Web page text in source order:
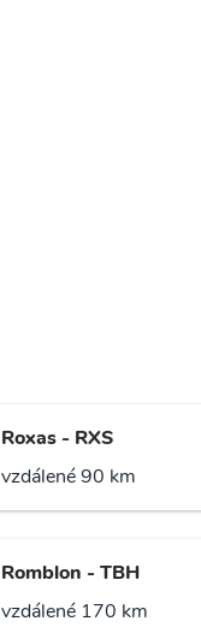
Roxas - RXS
vzdálené 90 km
Romblon - TBH
vzdálené 170 km